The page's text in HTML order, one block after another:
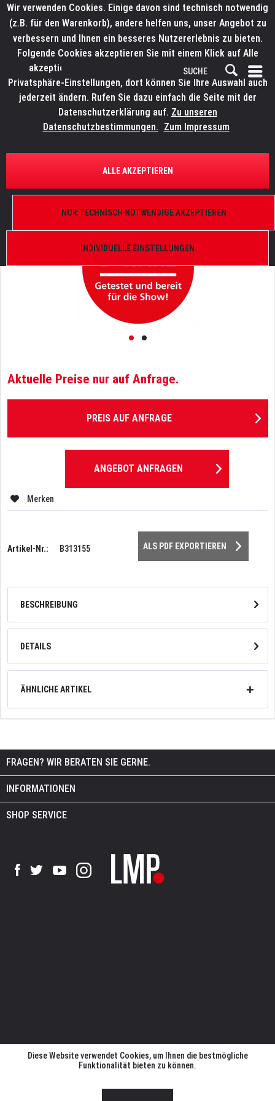
ÜBERSICHT STOCKCLEARING
DOUGHTY Trigger Clamp Basic
Aktuelle Preise nur auf Anfrage.
PREIS AUF ANFRAGE
ANGEBOT ANFRAGEN
Merken
Artikel-Nr.: B313155 ALS PDF EXPORTIEREN
BESCHREIBUNG
DETAILS
ÄHNLICHE ARTIKEL
FRAGEN? WIR BERATEN SIE GERNE.
INFORMATIONEN
SHOP SERVICE
Wir verwenden Cookies. Einige davon sind technisch notwendig
(z.B. für den Warenkorb), andere helfen uns, unser Angebot zu
verbessern und Ihnen ein besseres Nutzererlebnis zu bieten.
Folgende Cookies akzeptieren Sie mit einem Klick auf Alle
akzeptieren. Weitere Informationen finden Sie in den
Privatsphäre-Einstellungen, dort können Sie Ihre Auswahl auch
jederzeit ändern. Rufen Sie dazu einfach die Seite mit der
Datenschutzerklärung auf. Zu unseren
Datenschutzbestimmungen. Zum Impressum
INDIVIDUELLE EINSTELLUNGEN
NUR TECHNISCH NOTWENDIGE AKZEPTIEREN
ALLE AKZEPTIEREN
Diese Website verwendet Cookies, um Ihnen die bestmögliche
Funktionalität bieten zu können.